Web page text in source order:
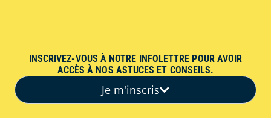
INSCRIVEZ-VOUS À NOTRE INFOLETTRE POUR AVOIR
ACCÈS À NOS ASTUCES ET CONSEILS.
Je m'inscris